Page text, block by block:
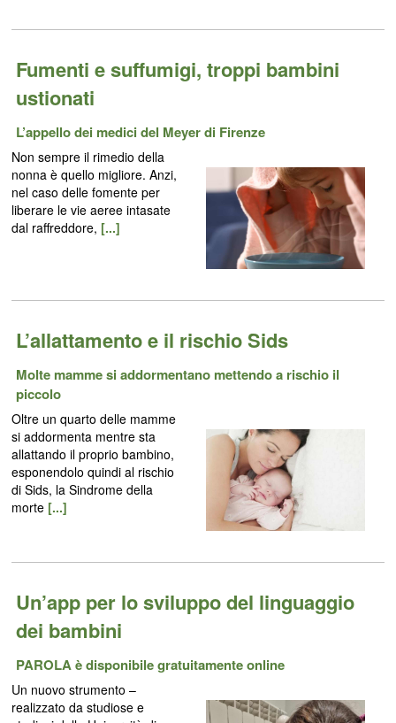
Fumenti e suffumigi, troppi bambini
ustionati
L’appello dei medici del Meyer di Firenze
Non sempre il rimedio della
nonna è quello migliore. Anzi,
nel caso delle fomente per
liberare le vie aeree intasate
dal raffreddore, [...]
L’allattamento e il rischio Sids
Molte mamme si addormentano mettendo a rischio il
piccolo
Oltre un quarto delle mamme
si addormenta mentre sta
allattando il proprio bambino,
esponendolo quindi al rischio
di Sids, la Sindrome della
morte [...]
Un’app per lo sviluppo del linguaggio
dei bambini
PAROLA è disponibile gratuitamente online
Un nuovo strumento –
realizzato da studiose e